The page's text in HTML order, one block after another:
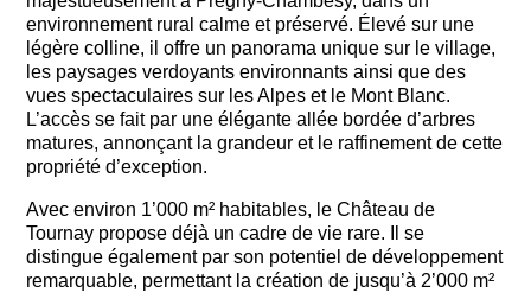
environnement rural calme et préservé. Élevé sur une
légère colline, il offre un panorama unique sur le village,
les paysages verdoyants environnants ainsi que des
vues spectaculaires sur les Alpes et le Mont Blanc.
L’accès se fait par une élégante allée bordée d’arbres
matures, annonçant la grandeur et le raffinement de cette
propriété d’exception.
Avec environ 1’000 m² habitables, le Château de
Tournay propose déjà un cadre de vie rare. Il se
distingue également par son potentiel de développement
remarquable, permettant la création de jusqu’à 2’000 m²